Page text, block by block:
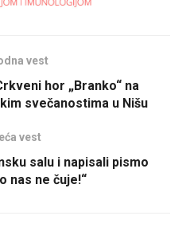
vest
hor „Branko“ na
svečanostima u Nišu
vest
salu i napisali pismo
nas ne čuje!“